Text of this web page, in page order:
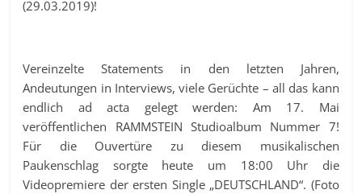
(29.03.2019)!
Vereinzelte Statements in den letzten Jahren,
Andeutungen in Interviews, viele Gerüchte – all das kann
endlich ad acta gelegt werden: Am 17. Mai
veröffentlichen RAMMSTEIN Studioalbum Nummer 7!
Für die Ouvertüre zu diesem musikalischen
Paukenschlag sorgte heute um 18:00 Uhr die
Videopremiere der ersten Single „DEUTSCHLAND“. (Foto